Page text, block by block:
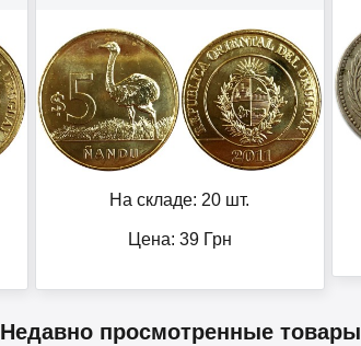
На складе: 20 шт.
Цена: 39Грн
Недавно просмотренные товары